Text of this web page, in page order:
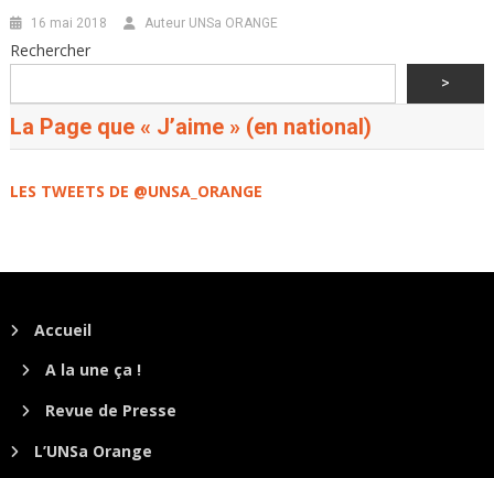
16 mai 2018 Auteur UNSa ORANGE
Rechercher
>
La Page que « J’aime » (en national)
LES TWEETS DE @UNSA_ORANGE
Accueil
A la une ça !
Revue de Presse
L’UNSa Orange